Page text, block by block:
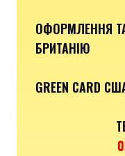
ОФОРМЛЕННЯ
БРИТАНІЮ
GREEN CARD